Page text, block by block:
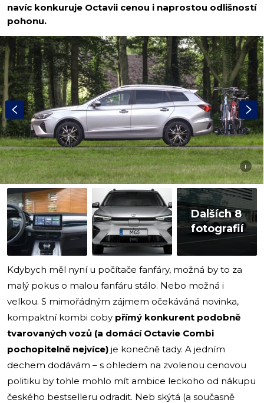
navíc konkuruje Octavii cenou i naprostou odlišností
pohonu.
i
Dalších 8
fotografií
Kdybych měl nyní u počítače fanfáry, možná by to za
malý pokus o malou fanfáru stálo. Nebo možná i
velkou. S mimořádným zájmem očekáváná novinka,
kompaktní kombi coby přímý konkurent podobně
tvarovaných vozů (a domácí Octavie Combi
pochopitelně nejvíce) je konečně tady. A jedním
dechem dodávám – s ohledem na zvolenou cenovou
politiku by tohle mohlo mít ambice leckoho od nákupu
českého bestselleru odradit. Neb skýtá (a současně